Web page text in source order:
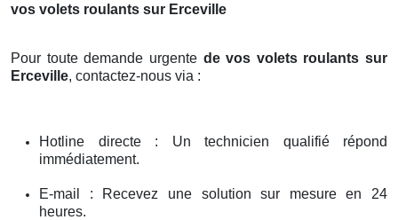
vos volets roulants sur Erceville
Pour toute demande urgente de vos volets roulants sur
Erceville, contactez-nous via :
Hotline directe : Un technicien qualifié répond
immédiatement.
E-mail : Recevez une solution sur mesure en 24
heures.